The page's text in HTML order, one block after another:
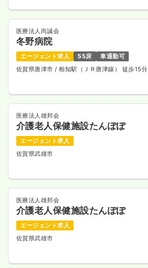
医療法人尚誠会
冬野病院
エージェント求人 55床
車通勤可
佐賀県唐津市/ 相知駅（ＪＲ唐津線） 徒歩15分
医療法人雄邦会
介護老人保健施設たんぽぽ
エージェント求人
佐賀県武雄市
医療法人雄邦会
介護老人保健施設たんぽぽ
エージェント求人
佐賀県武雄市